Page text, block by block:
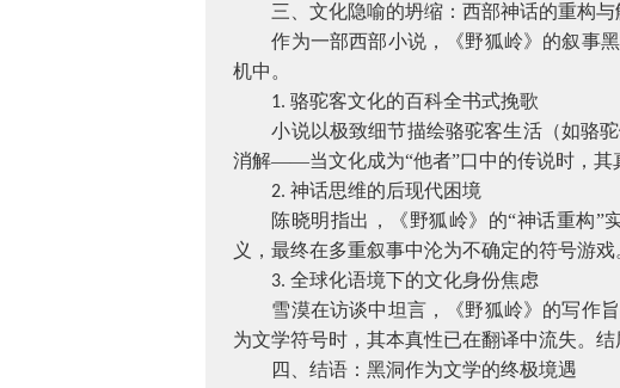
三、文化隐喻的坍缩：西部神话的重构与
作为一部西部小说，《野狐岭》的叙事
机中。
1.骆驼客文化的百科全书式挽歌
小说以极致细节描绘骆驼客生活（如骆
消解——当文化成为“他者”口中的传说时，其
2.神话思维的后现代困境
陈晓明指出，《野狐岭》的“神话重构”
义，最终在多重叙事中沦为不确定的符号游
3.全球化语境下的文化身份焦虑
雪漠在访谈中坦言，《野狐岭》的写作
为文学符号时，其本真性已在翻译中流失。
四、结语：黑洞作为文学的终极境遇